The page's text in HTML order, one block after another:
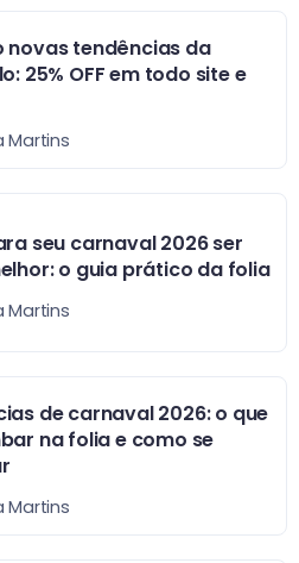
novas tendências da
25% OFF em todo site e
Martins
seu carnaval 2026 ser
o guia prático da folia
Martins
de carnaval 2026: o que
na folia e como se
Martins